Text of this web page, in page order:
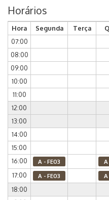
Horários
Hora Segunda Terça
07:00
08:00
09:00
10:00
11:00
12:00
13:00
14:00
15:00
16:00
A - FE03 A
17:00 A - FE03 A
18:00